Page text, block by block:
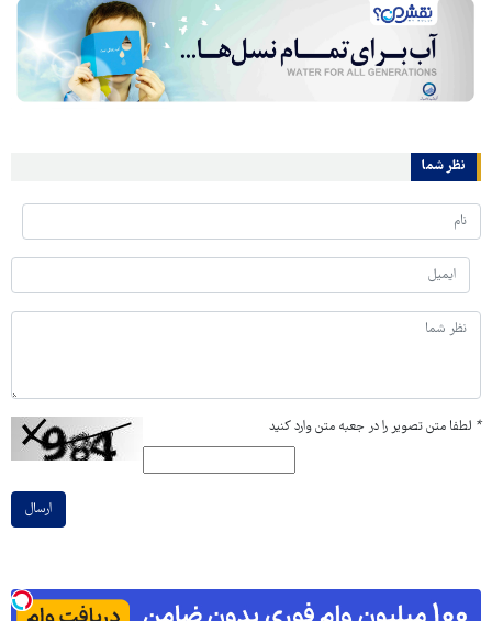
نظر شما
* لطفا متن تصویر را در جعبه متن وارد کنید
ارسال